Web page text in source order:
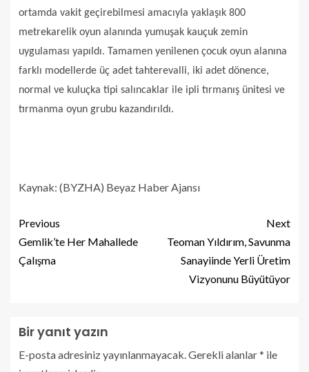
ortamda vakit geçirebilmesi amacıyla yaklaşık 800
metrekarelik oyun alanında yumuşak kauçuk zemin
uygulaması yapıldı. Tamamen yenilenen çocuk oyun alanına
farklı modellerde üç adet tahterevalli, iki adet dönence,
normal ve kuluçka tipi salıncaklar ile ipli tırmanış ünitesi ve
tırmanma oyun grubu kazandırıldı.
Kaynak: (BYZHA) Beyaz Haber Ajansı
Previous
Gemlik’te Her Mahallede
Çalışma
Next
Teoman Yıldırım, Savunma
Sanayiinde Yerli Üretim
Vizyonunu Büyütüyor
Bir yanıt yazın
E-posta adresiniz yayınlanmayacak. Gerekli alanlar* ile